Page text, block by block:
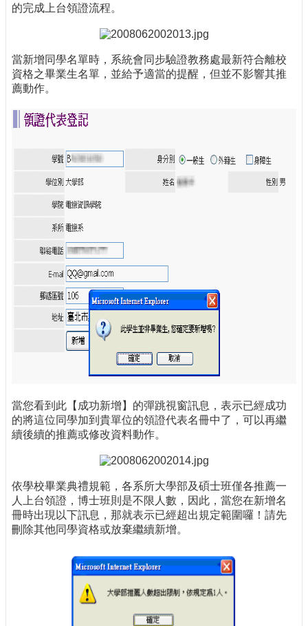
的完成上台領證流程。
當新增同學名單時，系統會同步驗證教務處最新符合離校
資格之畢業生名單，並給予適當的提醒，但並不影響其推
薦動作。
當您看到此【成功新增】的彈跳視窗訊息，表示已經成功
的將這位同學加到貴單位的領證代表名冊中了，可以再繼
續後續的推薦或修改資料動作。
依學校畢業典禮規範，各系所大學部及碩士班僅各推薦一
人上台領證，博士班則是不限人數，因此，當您在新增名
冊時出現以下訊息，那就表示已經超出規定範圍囉！請先
刪除其他同學資格或放棄繼續新增。